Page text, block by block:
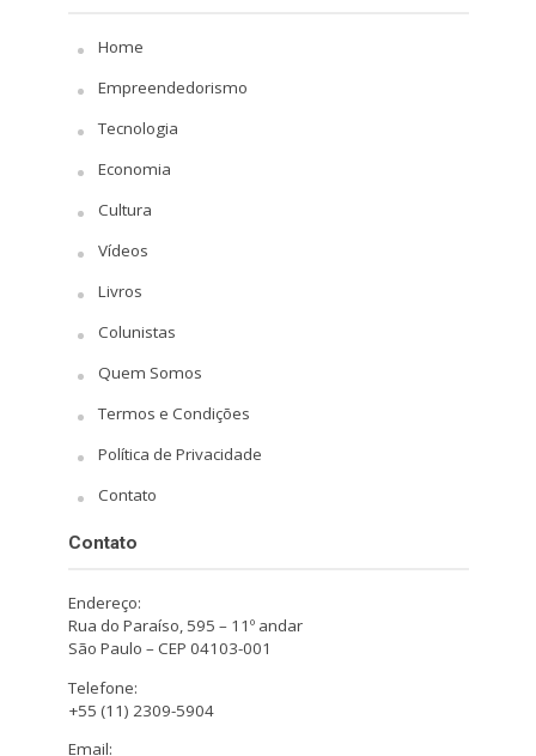
Home
Empreendedorismo
Tecnologia
Economia
Cultura
Vídeos
Livros
Colunistas
Quem Somos
Termos e Condições
Política de Privacidade
Contato
Contato
Endereço:
Rua do Paraíso, 595 – 11º andar
São Paulo – CEP 04103-001
Telefone:
+55 (11) 2309-5904
Email: